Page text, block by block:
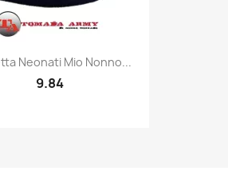
Quick view
Neonati Mio Nonno...
9.84